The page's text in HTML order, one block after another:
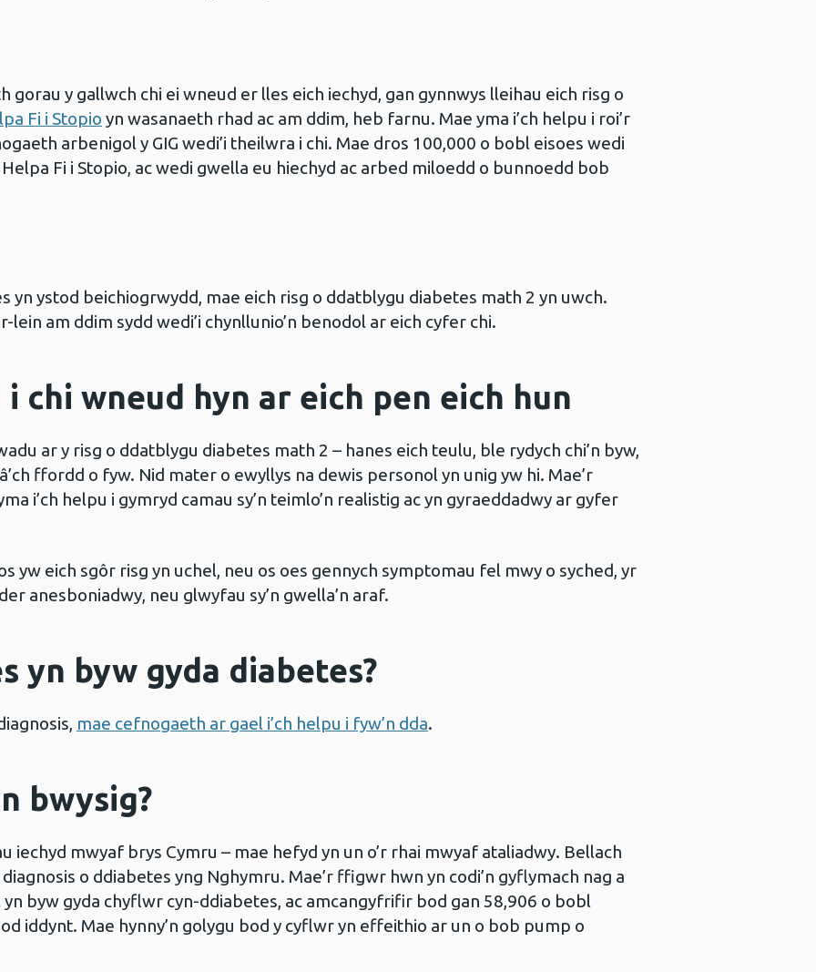
gorau y gallwch chi ei wneud er lles eich iechyd, gan gynnwys lleihau eich risg o
Fi i Stopio yn wasanaeth rhad ac am ddim, heb farnu. Mae yma i’ch helpu i roi’r
arbenigol y GIG wedi’i theilwra i chi. Mae dros 100,000 o bobl eisoes wedi
Fi i Stopio, ac wedi gwella eu hiechyd ac arbed miloedd o bunnoedd bob
yn ystod beichiogrwydd, mae eich risg o ddatblygu diabetes math 2 yn uwch.
lein am ddim sydd wedi’i chynllunio’n benodol ar eich cyfer chi.
chi wneud hyn ar eich pen eich hun
ar y risg o ddatblygu diabetes math 2 – hanes eich teulu, ble rydych chi’n byw,
ffordd o fyw. Nid mater o ewyllys na dewis personol yn unig yw hi. Mae’r
i’ch helpu i gymryd camau sy’n teimlo’n realistig ac yn gyraeddadwy ar gyfer
yw eich sgôr risg yn uchel, neu os oes gennych symptomau fel mwy o syched, yr
anesboniadwy, neu glwyfau sy’n gwella’n araf.
yn byw gyda diabetes?
mae cefnogaeth ar gael i’ch helpu i fyw’n dda.
bwysig?
iechyd mwyaf brys Cymru – mae hefyd yn un o’r rhai mwyaf ataliadwy. Bellach
o ddiabetes yng Nghymru. Mae’r ffigwr hwn yn codi’n gyflymach nag a
byw gyda chyflwr cyn-ddiabetes, ac amcangyfrifir bod gan 58,906 o bobl
iddynt. Mae hynny’n golygu bod y cyflwr yn effeithio ar un o bob pump o